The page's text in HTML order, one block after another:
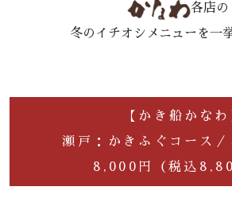
各店の
冬のイチオシメニューを一
【かき船かなわ
瀬戸：かきふぐコース／
8,000円（税込